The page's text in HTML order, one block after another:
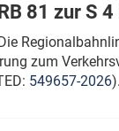
81 zur S
zum
549657-2026).